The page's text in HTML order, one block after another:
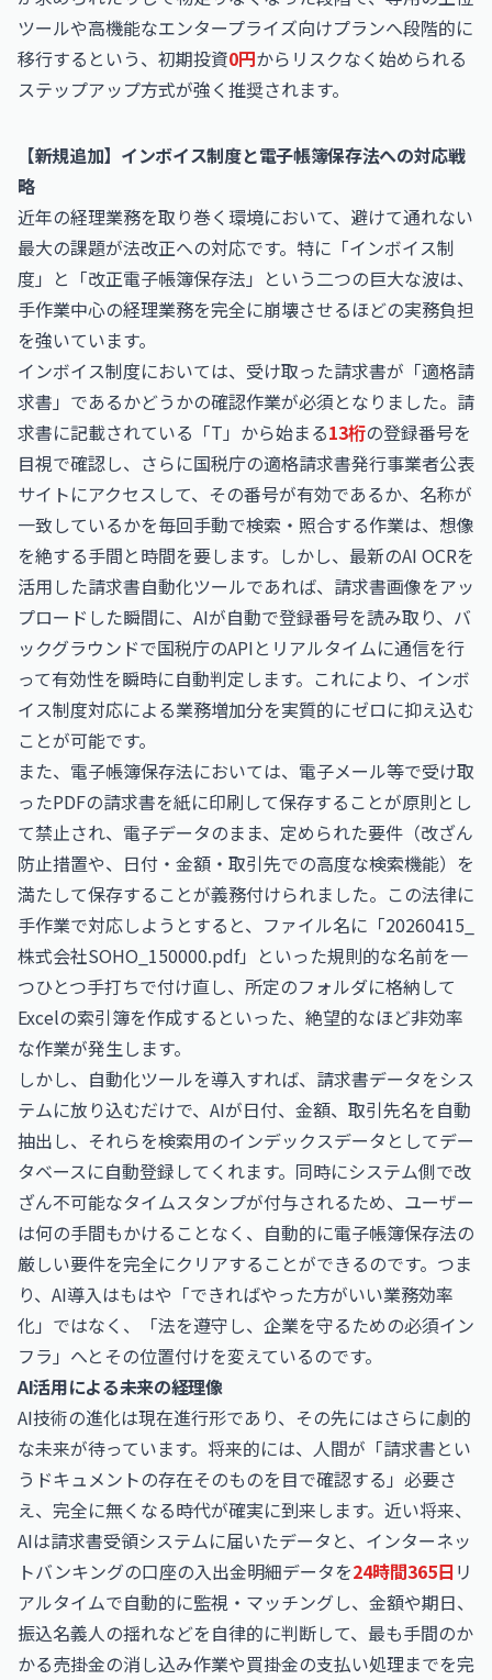
ツールや高機能なエンタープライズ向けプランへ段階的に
移行するという、初期投資0円からリスクなく始められる
ステップアップ方式が強く推奨されます。
【新規追加】インボイス制度と電子帳簿保存法への対応戦
略
近年の経理業務を取り巻く環境において、避けて通れない
最大の課題が法改正への対応です。特に「インボイス制
度」と「改正電子帳簿保存法」という二つの巨大な波は、
手作業中心の経理業務を完全に崩壊させるほどの実務負担
を強いています。
インボイス制度においては、受け取った請求書が「適格請
求書」であるかどうかの確認作業が必須となりました。請
求書に記載されている「T」から始まる13桁の登録番号を
目視で確認し、さらに国税庁の適格請求書発行事業者公表
サイトにアクセスして、その番号が有効であるか、名称が
一致しているかを毎回手動で検索・照合する作業は、想像
を絶する手間と時間を要します。しかし、最新のAI OCRを
活用した請求書自動化ツールであれば、請求書画像をアッ
プロードした瞬間に、AIが自動で登録番号を読み取り、バ
ックグラウンドで国税庁のAPIとリアルタイムに通信を行
って有効性を瞬時に自動判定します。これにより、インボ
イス制度対応による業務増加分を実質的にゼロに抑え込む
ことが可能です。
また、電子帳簿保存法においては、電子メール等で受け取
ったPDFの請求書を紙に印刷して保存することが原則とし
て禁止され、電子データのまま、定められた要件（改ざん
防止措置や、日付・金額・取引先での高度な検索機能）を
満たして保存することが義務付けられました。この法律に
手作業で対応しようとすると、ファイル名に「20260415_
株式会社SOHO_150000.pdf」といった規則的な名前を一
つひとつ手打ちで付け直し、所定のフォルダに格納して
Excelの索引簿を作成するといった、絶望的なほど非効率
な作業が発生します。
しかし、自動化ツールを導入すれば、請求書データをシス
テムに放り込むだけで、AIが日付、金額、取引先名を自動
抽出し、それらを検索用のインデックスデータとしてデー
タベースに自動登録してくれます。同時にシステム側で改
ざん不可能なタイムスタンプが付与されるため、ユーザー
は何の手間もかけることなく、自動的に電子帳簿保存法の
厳しい要件を完全にクリアすることができるのです。つま
り、AI導入はもはや「できればやった方がいい業務効率
化」ではなく、「法を遵守し、企業を守るための必須イン
フラ」へとその位置付けを変えているのです。
AI活用による未来の経理像
AI技術の進化は現在進行形であり、その先にはさらに劇的
な未来が待っています。将来的には、人間が「請求書とい
うドキュメントの存在そのものを目で確認する」必要さ
え、完全に無くなる時代が確実に到来します。近い将来、
AIは請求書受領システムに届いたデータと、インターネッ
トバンキングの口座の入出金明細データを24時間365日 リ
アルタイムで自動的に監視・マッチングし、金額や期日、
振込名義人の揺れなどを自律的に判断して、最も手間のか
かる売掛金の消し込み作業や買掛金の支払い処理までを完